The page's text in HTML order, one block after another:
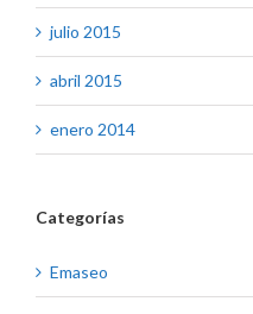
julio 2015
abril 2015
enero 2014
Categorías
Emaseo